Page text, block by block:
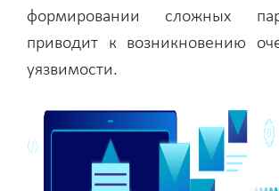
формировании сложных
приводит к возникновению
уязвимости.